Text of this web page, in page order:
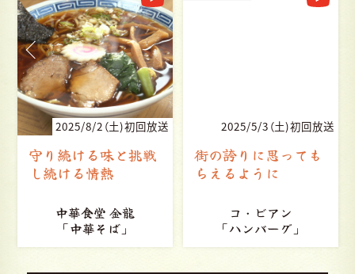
2025/8/2（土)初回放送
守り続ける味と挑戦
し続ける情熱
中華食堂 金龍
「中華そば」
2025/5/3（土)初回放送
街の誇りに思っても
らえるように
コ・ビアン
「ハンバーグ」